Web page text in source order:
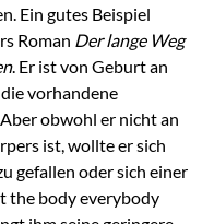
Ein gutes Beispiel
Roman Der lange Weg
. Er ist von Geburt an
vorhandene
obwohl er nicht an
ist, wollte er sich
gefallen oder sich einer
the body everybody